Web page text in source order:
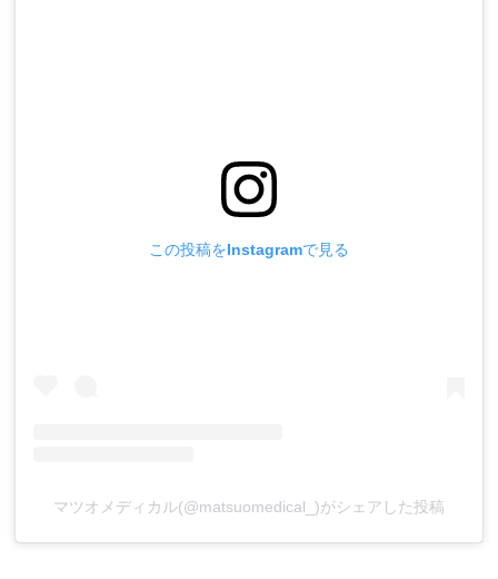
この投稿をInstagramで見る
マツオメディカル(@matsuomedical_)がシェアした投稿